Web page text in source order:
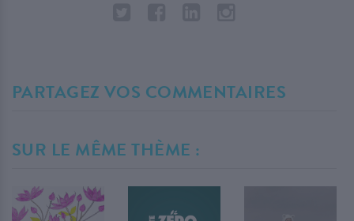
PARTAGEZ VOS COMMENTAIRES
SUR LE MÊME THÈME :